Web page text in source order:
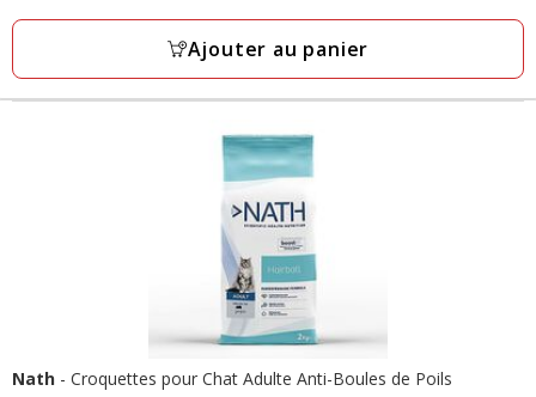
avis
à
Ajouter au panier
Nath - Croquettes pour Chat Adulte Anti-Boules de Poils